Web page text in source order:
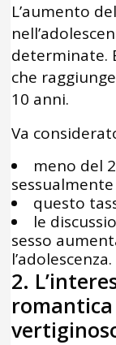
L’aumento
determinate.
che
10 anni.
Va
meno del
questo
le
sesso
l’adolescenza.
2.